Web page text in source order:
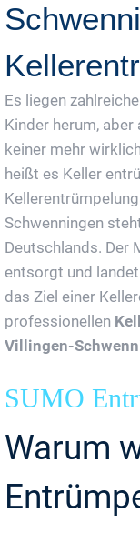
Es liegen
Kinder herum,
keiner mehr
heißt es Keller
Schwenningen
Deutschlands. Der
entsorgt und
das Ziel einer
professionellen
Villingen-
SUMO
Warum